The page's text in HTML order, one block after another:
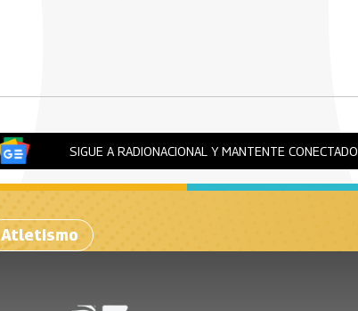
SIGUE A RADIONACIONAL Y MANTENTE CONECTADO
Atletismo